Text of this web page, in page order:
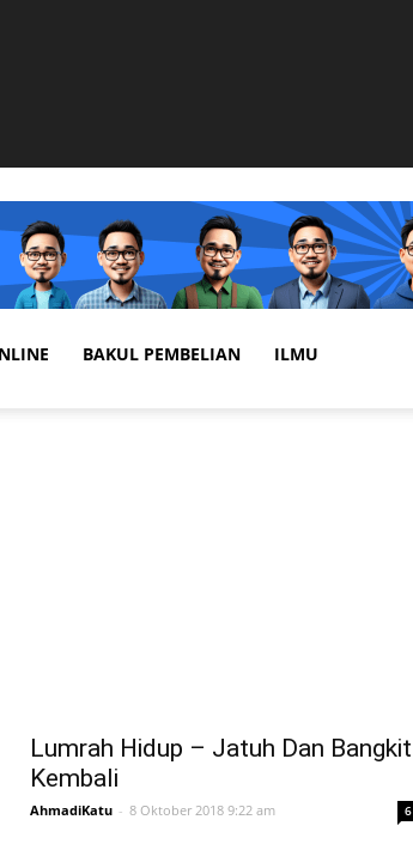
BAKUL PEMBELIAN ILMU
Lumrah Hidup – Jatuh Dan Bangkit
Kembali
AhmadiKatu - 8 Oktober 2018 9:22 am 6